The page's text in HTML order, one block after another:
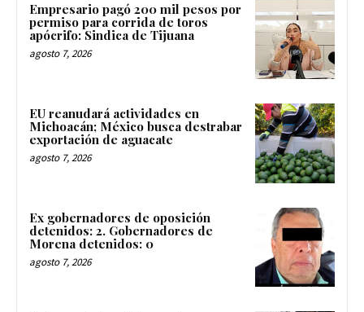
Empresario pagó 200 mil pesos por
permiso para corrida de toros
apócrifo: Sindica de Tijuana
agosto 7, 2026
EU reanudará actividades en
Michoacán; México busca destrabar
exportación de aguacate
agosto 7, 2026
Ex gobernadores de oposición
detenidos: 2. Gobernadores de
Morena detenidos: 0
agosto 7, 2026